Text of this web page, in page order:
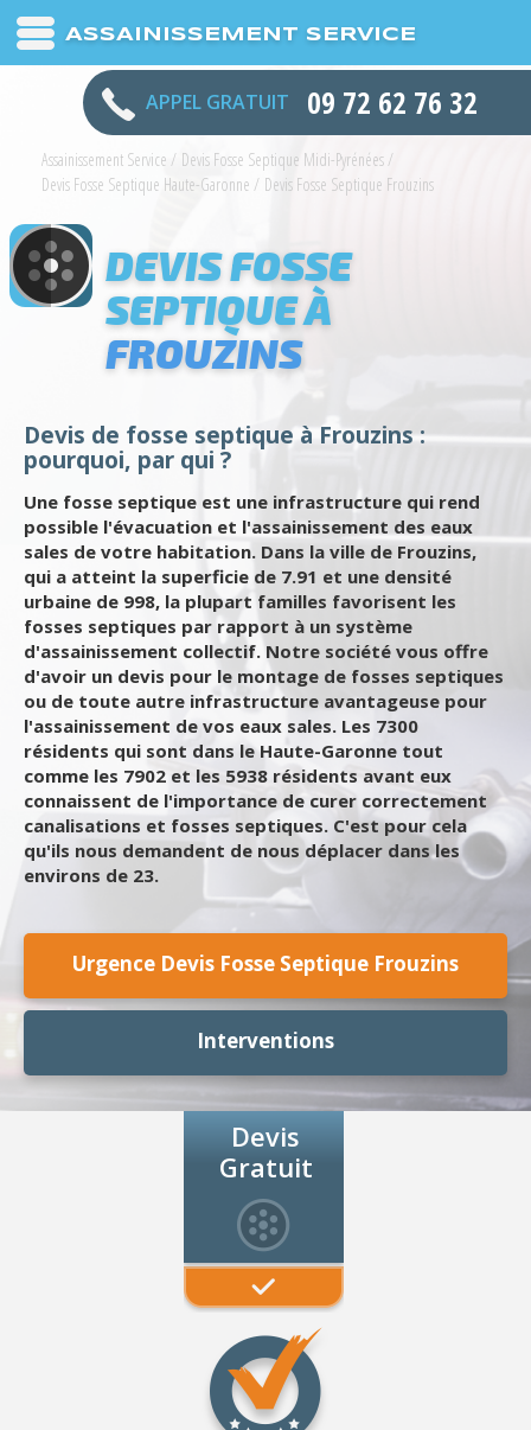
ASSAINISSEMENT SERVICE
APPEL GRATUIT 09 72 62 76 32
Assainissement Service / Devis Fosse Septique Midi-Pyrénées/
Devis Fosse Septique Haute-Garonne / Devis Fosse Septique Frouzins
DEVIS FOSSE
SEPTIQUE À
FROUZINS
Devis de fosse septique à Frouzins :
pourquoi, par qui ?
Une fosse septique est une infrastructure qui rend
possible l'évacuation et l'assainissement des eaux
sales de votre habitation. Dans la ville de Frouzins,
qui a atteint la superficie de 7.91 et une densité
urbaine de 998, la plupart familles favorisent les
fosses septiques par rapport à un système
d'assainissement collectif. Notre société vous offre
d'avoir un devis pour le montage de fosses septiques
ou de toute autre infrastructure avantageuse pour
l'assainissement de vos eaux sales. Les 7300
résidents qui sont dans le Haute-Garonne tout
comme les 7902 et les 5938 résidents avant eux
connaissent de l'importance de curer correctement
canalisations et fosses septiques. C'est pour cela
qu'ils nous demandent de nous déplacer dans les
environs de 23.
Urgence Devis Fosse Septique Frouzins
Interventions
Devis
Gratuit